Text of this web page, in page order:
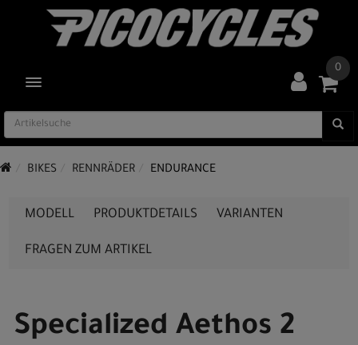
TOGGLE NAVIGATION
0
BIKES RENNRÄDER ENDURANCE
MODELL PRODUKTDETAILS VARIANTEN
FRAGEN ZUM ARTIKEL
Specialized Aethos 2